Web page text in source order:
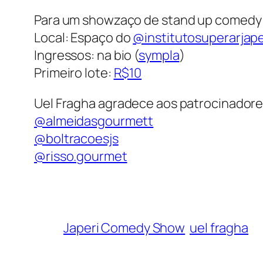
Para um showzaço de stand up comedy
Local: Espaço do
Ingressos: na bio (sympla)
Primeiro lote: R$10
Uel Fragha agradece aos
@almeidasgourmett
@boltracoesjs
@risso.gourmet
Japeri Comedy Show uel fragha